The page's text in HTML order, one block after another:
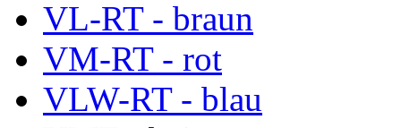
VL-RT - braun
VM-RT - rot
VLW-RT - blau